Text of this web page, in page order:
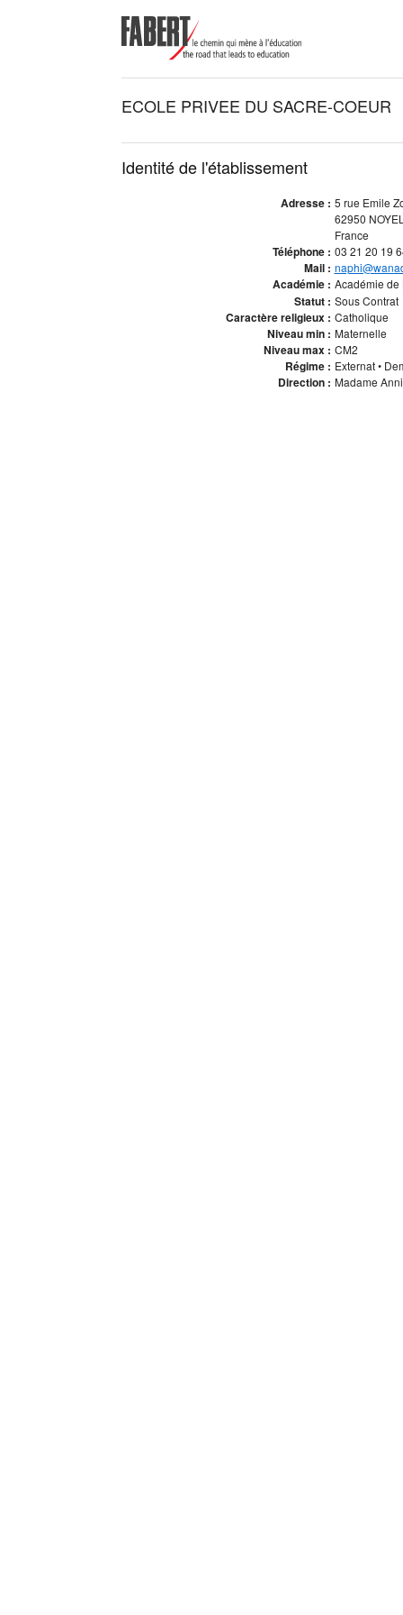
ECOLE PRIVEE DU SACRE-COEUR
Identité de l'établissement
Adresse : 5 rue Emile
62950
France
Téléphone : 03 21 20 19
Mail :
Académie : Académie
Statut : Sous Contrat
Caractère religieux : Catholique
Niveau min : Maternelle
Niveau max : CM2
Régime : Externat •
Direction : Madame